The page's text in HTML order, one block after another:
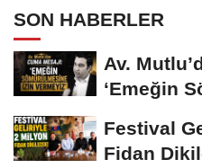
SON HABERLER
Av.
‘Emeğin
Festival
Fidan